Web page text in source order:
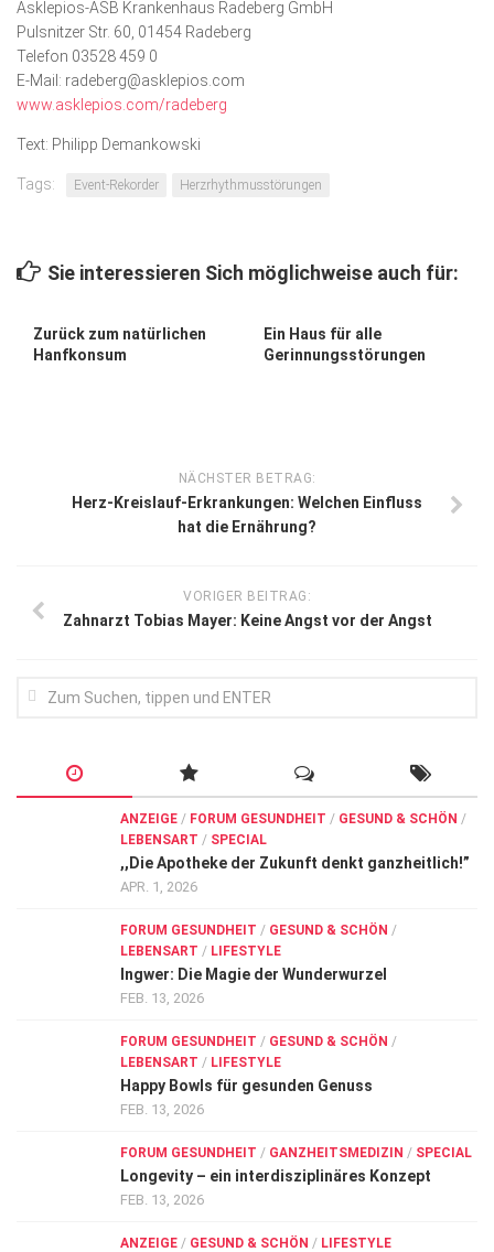
Asklepios-ASB Krankenhaus Radeberg GmbH
Pulsnitzer Str. 60, 01454 Radeberg
Telefon 03528 459 0
E-Mail: radeberg@asklepios.com
www.asklepios.com/radeberg
Text: Philipp Demankowski
Tags: Event-Rekorder Herzrhythmusstörungen
Sie interessieren Sich möglichweise auch für:
Zurück zum natürlichen
Hanfkonsum
Ein Haus für alle
Gerinnungs­störungen
NÄCHSTER BETRAG:
Herz-Kreislauf-Erkrankungen: Welchen Einfluss
hat die Ernährung?
VORIGER BEITRAG:
Zahnarzt Tobias Mayer: Keine Angst vor der Angst
ANZEIGE / FORUM GESUNDHEIT / GESUND & SCHÖN /
LEBENSART / SPECIAL
,,Die Apotheke der Zukunft denkt ganzheitlich!”
APR. 1, 2026
FORUM GESUNDHEIT / GESUND & SCHÖN /
LEBENSART / LIFESTYLE
Ingwer: Die Magie der Wunderwurzel
FEB. 13, 2026
FORUM GESUNDHEIT / GESUND & SCHÖN /
LEBENSART / LIFESTYLE
Happy Bowls für gesunden Genuss
FEB. 13, 2026
FORUM GESUNDHEIT / GANZHEITSMEDIZIN / SPECIAL
Longevity – ein interdisziplinäres Konzept
FEB. 13, 2026
ANZEIGE / GESUND & SCHÖN / LIFESTYLE